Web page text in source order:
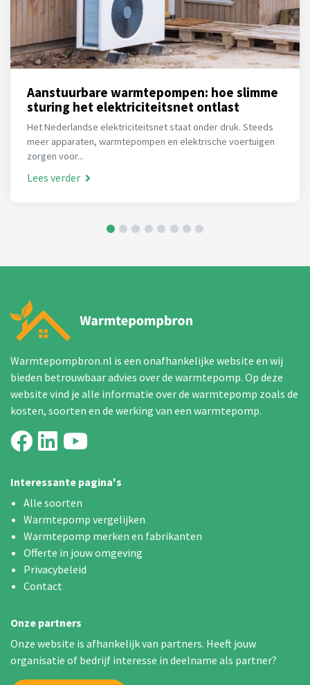
Aanstuurbare warmtepompen: hoe slimme
sturing het elektriciteitsnet ontlast
Het Nederlandse elektriciteitsnet staat onder druk. Steeds
meer apparaten, warmtepompen en elektrische voertuigen
zorgen voor...
Lees verder
Warmtepompbron.nl is een onafhankelijke website en wij
bieden betrouwbaar advies over de warmtepomp. Op deze
website vind je alle informatie over de warmtepomp zoals de
kosten, soorten en de werking van een warmtepomp.
Interessante pagina's
Alle soorten
Warmtepomp vergelijken
Warmtepomp merken en fabrikanten
Offerte in jouw omgeving
Privacybeleid
Contact
Onze partners
Onze website is afhankelijk van partners. Heeft jouw
organisatie of bedrijf interesse in deelname als partner?